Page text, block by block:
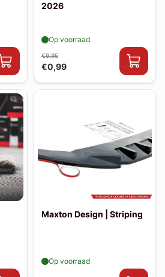
2026
€9,95
€0,99
Op voorraad
Maxton Design | Striping
Op voorraad